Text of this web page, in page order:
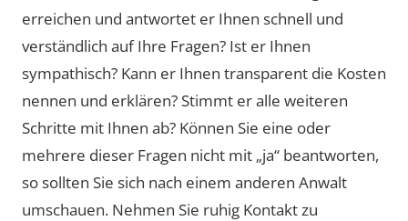
erreichen und antwortet er Ihnen schnell und
verständlich auf Ihre Fragen? Ist er Ihnen
sympathisch? Kann er Ihnen transparent die Kosten
nennen und erklären? Stimmt er alle weiteren
Schritte mit Ihnen ab? Können Sie eine oder
mehrere dieser Fragen nicht mit „ja“ beantworten,
so sollten Sie sich nach einem anderen Anwalt
umschauen. Nehmen Sie ruhig Kontakt zu